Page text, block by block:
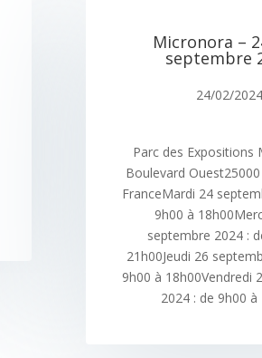
Micronora –
septembre
24/02/2024
Parc des Expositions
Boulevard
FranceMardi 24
9h00 à
septembre 2024 :
21h00Jeudi 26
9h00 à 18h00Vendredi
2024 : de 9h00 à